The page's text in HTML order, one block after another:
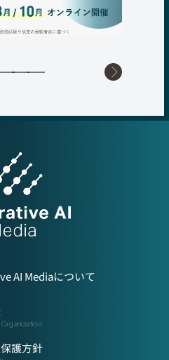
AI Mediaについて
護方針